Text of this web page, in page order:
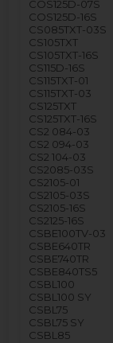
COS125D-07S
COS125D-16S
CS085TXT-03S
CS105TXT
CS105TXT-16S
CS115D-16S
CS115TXT-01
CS115TXT-03
CS125TXT
CS125TXT-16S
CS2 084-03
CS2 094-03
CS2 104-03
CS2085-03S
CS2105-01
CS2105-03S
CS2105-16S
CS2125-16S
CSBE100TV-03
CSBE640TR
CSBE740TR
CSBE840TS5
CSBL100
CSBL100 SY
CSBL75
CSBL75 SY
CSBL85